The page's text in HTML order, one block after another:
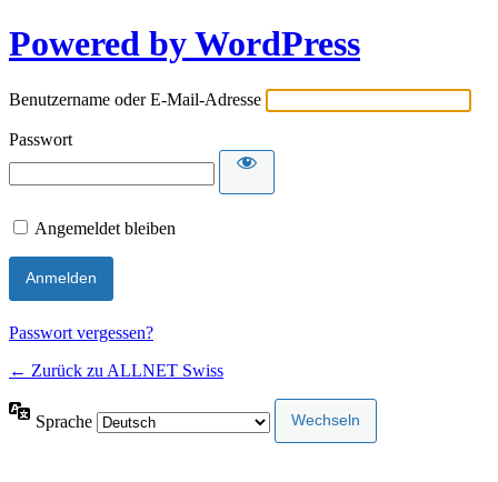
Powered by WordPress
Benutzername oder E-Mail-Adresse
Passwort
Angemeldet bleiben
Passwort vergessen?
← Zurück zu ALLNET Swiss
Sprache